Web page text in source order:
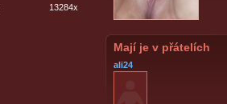
13284x
Mají je v přátelích
ali24